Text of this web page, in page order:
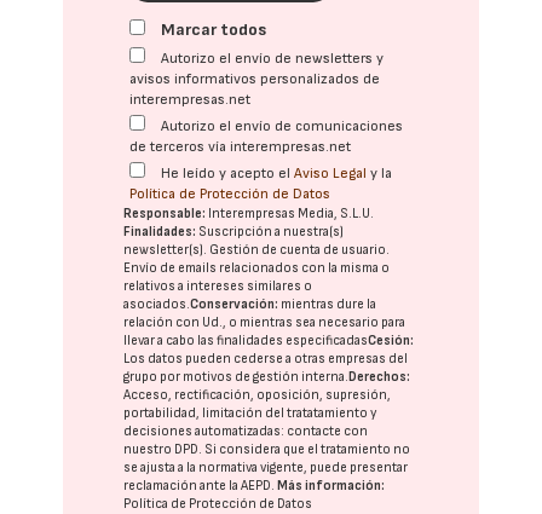
Marcar todos
Autorizo el envío de newsletters y
avisos informativos personalizados de
interempresas.net
Autorizo el envío de comunicaciones
de terceros vía interempresas.net
He leído y acepto elAviso Legal y la
Política de Protección de Datos
Responsable: Interempresas Media, S.L.U.
Finalidades: Suscripción a nuestra(s)
newsletter(s). Gestión de cuenta de usuario.
Envío de emails relacionados con la misma o
relativos a intereses similares o
asociados.Conservación: mientras dure la
relación con Ud., o mientras sea necesario para
llevar a cabo las finalidades especificadasCesión:
Los datos pueden cederse a otras empresas del
grupo por motivos de gestión interna. Derechos:
Acceso, rectificación, oposición, supresión,
portabilidad, limitación del tratatamiento y
decisiones automatizadas: contacte con
nuestro DPD. Si considera que el tratamiento no
se ajusta a la normativa vigente, puede presentar
reclamación ante laAEPD. Más información:
Política de Protección de Datos